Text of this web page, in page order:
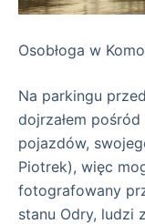
Osobłoga w
Na parkingu
dojrzałem
pojazdów,
Piotrek), więc
fotografowany
stanu Odry, ludzi